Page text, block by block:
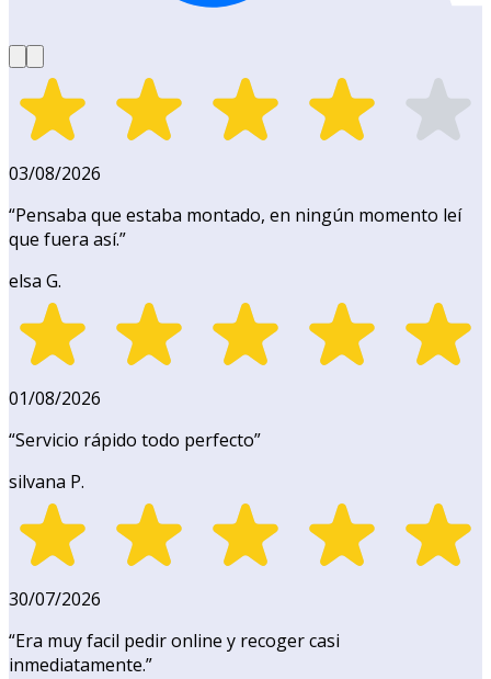
03/08/2026
“Pensaba que estaba montado, en ningún momento leí
que fuera así.”
elsa G.
01/08/2026
“Servicio rápido todo perfecto”
silvana P.
30/07/2026
“Era muy facil pedir online y recoger casi
inmediatamente.”